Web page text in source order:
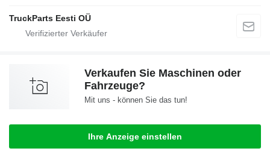
TruckParts Eesti OÜ
Verkaufen Sie Maschinen oder
Fahrzeuge?
Mit uns - können Sie das tun!
Ihre Anzeige einstellen